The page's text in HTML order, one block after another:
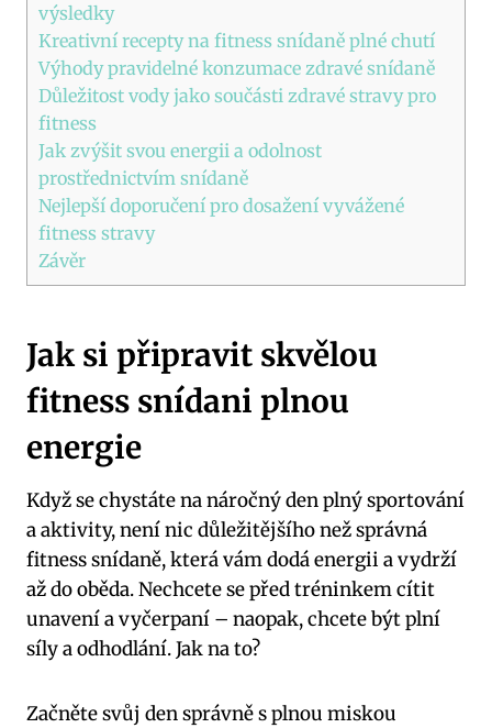
výsledky
Kreativní recepty na fitness snídaně plné chutí
Výhody pravidelné konzumace zdravé snídaně
Důležitost vody jako součásti zdravé stravy pro
fitness
Jak zvýšit svou energii a odolnost
prostřednictvím snídaně
Nejlepší doporučení pro dosažení vyvážené
fitness stravy
Závěr
Jak si připravit skvělou
fitness snídani plnou
energie
Když se chystáte na náročný den plný sportování
a aktivity, není nic důležitějšího než správná
fitness snídaně, která vám dodá energii a vydrží
až do oběda. Nechcete se před tréninkem cítit
unavení a vyčerpaní – naopak, chcete být plní
síly a odhodlání. Jak na to?
Začněte svůj den správně s plnou miskou